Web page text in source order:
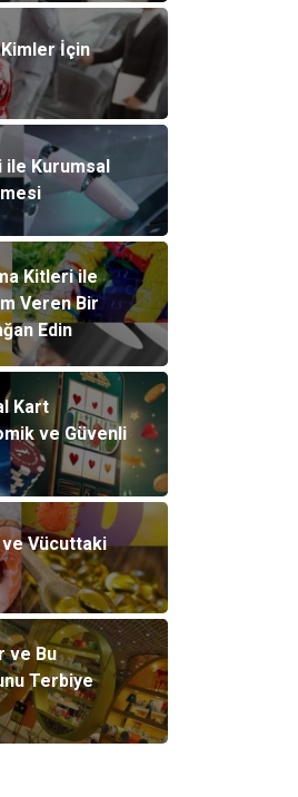
İçin
ile Kurumsal
Kitleri ile
Veren Bir
Edin
Kart
ve Güvenli
Vücuttaki
ve Bu
Terbiye